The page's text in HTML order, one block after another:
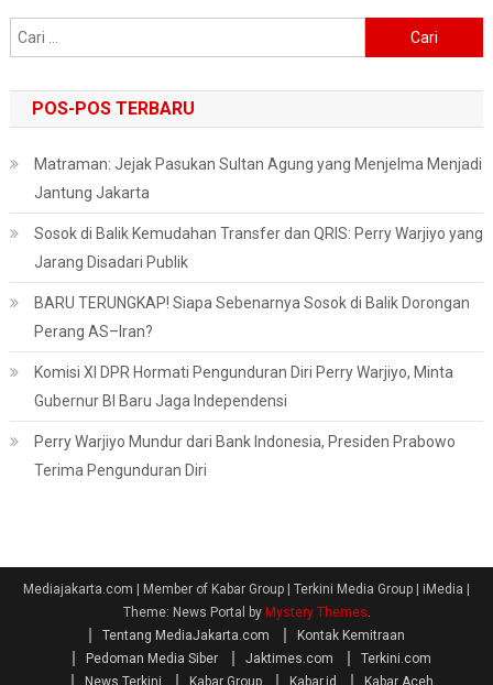
untuk:
POS-POS TERBARU
Matraman: Jejak Pasukan Sultan Agung yang Menjelma Menjadi
Jantung Jakarta
Sosok di Balik Kemudahan Transfer dan QRIS: Perry Warjiyo yang
Jarang Disadari Publik
BARU TERUNGKAP! Siapa Sebenarnya Sosok di Balik Dorongan
Perang AS–Iran?
Komisi XI DPR Hormati Pengunduran Diri Perry Warjiyo, Minta
Gubernur BI Baru Jaga Independensi
Perry Warjiyo Mundur dari Bank Indonesia, Presiden Prabowo
Terima Pengunduran Diri
Mediajakarta.com | Member of Kabar Group | Terkini Media Group | iMedia
Theme: News Portal by Mystery Themes.
Tentang MediaJakarta.com
Kontak Kemitraan
Pedoman Media Siber
Jaktimes.com
Terkini.com
News Terkini
Kabar Group Kabar.id Kabar Aceh